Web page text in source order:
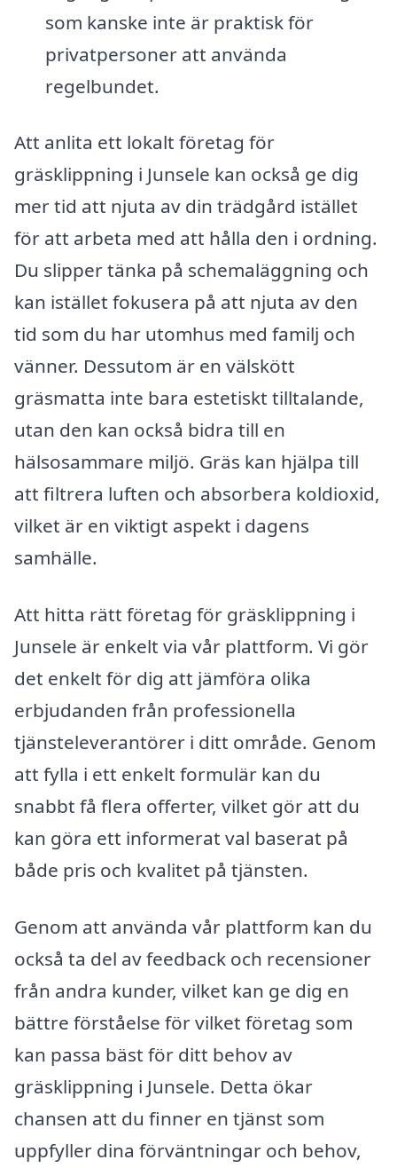
som kanske inte är praktisk för
privatpersoner att använda
regelbundet.
Att anlita ett lokalt företag för
gräsklippning i Junsele kan också ge dig
mer tid att njuta av din trädgård istället
för att arbeta med att hålla den i ordning.
Du slipper tänka på schemaläggning och
kan istället fokusera på att njuta av den
tid som du har utomhus med familj och
vänner. Dessutom är en välskött
gräsmatta inte bara estetiskt tilltalande,
utan den kan också bidra till en
hälsosammare miljö. Gräs kan hjälpa till
att filtrera luften och absorbera koldioxid,
vilket är en viktigt aspekt i dagens
samhälle.
Att hitta rätt företag för gräsklippning i
Junsele är enkelt via vår plattform. Vi gör
det enkelt för dig att jämföra olika
erbjudanden från professionella
tjänsteleverantörer i ditt område. Genom
att fylla i ett enkelt formulär kan du
snabbt få flera offerter, vilket gör att du
kan göra ett informerat val baserat på
både pris och kvalitet på tjänsten.
Genom att använda vår plattform kan du
också ta del av feedback och recensioner
från andra kunder, vilket kan ge dig en
bättre förståelse för vilket företag som
kan passa bäst för ditt behov av
gräsklippning i Junsele. Detta ökar
chansen att du finner en tjänst som
uppfyller dina förväntningar och behov,